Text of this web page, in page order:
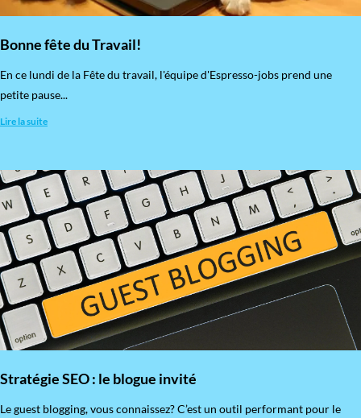
Bonne fête du Travail!
En ce lundi de la Fête du travail, l'équipe d'Espresso-jobs prend une
petite pause...
Lire la suite
Stratégie SEO : le blogue invité
​Le guest blogging, vous connaissez? C’est un outil performant pour le